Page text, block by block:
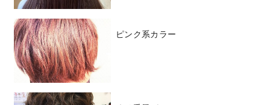
ピンク系カラー